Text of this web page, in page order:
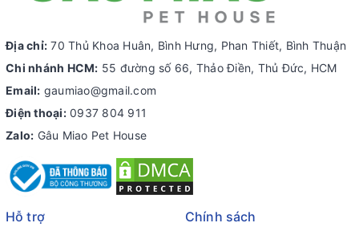
Địa chỉ: 70 Thủ Khoa Huân, Bình Hưng, Phan Thiết, Bình Thuận
Chi nhánh HCM: 55 đường số 66, Thảo Điền, Thủ Đức, HCM
Email: gaumiao@gmail.com
Điện thoại: 0937 804 911
Zalo: Gâu Miao Pet House
Hỗ trợ Chính sách